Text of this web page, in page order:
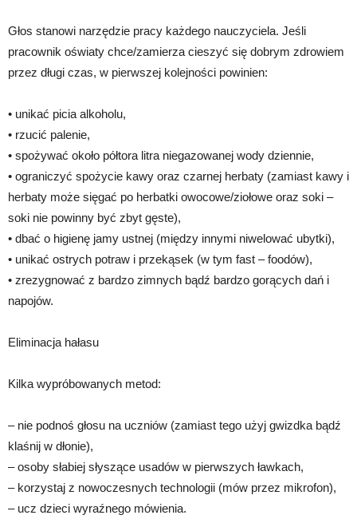
Głos stanowi narzędzie pracy każdego nauczyciela. Jeśli
pracownik oświaty chce/zamierza cieszyć się dobrym zdrowiem
przez długi czas, w pierwszej kolejności powinien:
• unikać picia alkoholu,
• rzucić palenie,
• spożywać około półtora litra niegazowanej wody dziennie,
• ograniczyć spożycie kawy oraz czarnej herbaty (zamiast kawy i
herbaty może sięgać po herbatki owocowe/ziołowe oraz soki –
soki nie powinny być zbyt gęste),
• dbać o higienę jamy ustnej (między innymi niwelować ubytki),
• unikać ostrych potraw i przekąsek (w tym fast – foodów),
• zrezygnować z bardzo zimnych bądź bardzo gorących dań i
napojów.
Eliminacja hałasu
Kilka wypróbowanych metod:
– nie podnoś głosu na uczniów (zamiast tego użyj gwizdka bądź
klaśnij w dłonie),
– osoby słabiej słyszące usadów w pierwszych ławkach,
– korzystaj z nowoczesnych technologii (mów przez mikrofon),
– ucz dzieci wyraźnego mówienia.